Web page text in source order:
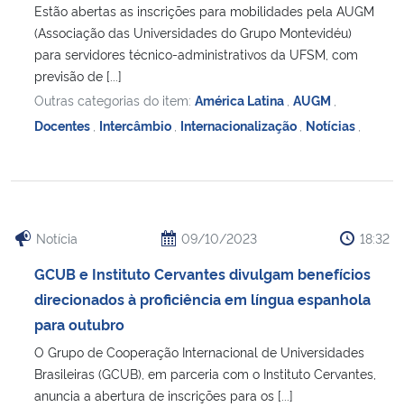
Estão abertas as inscrições para mobilidades pela AUGM
(Associação das Universidades do Grupo Montevidéu)
para servidores técnico-administrativos da UFSM, com
previsão de [...]
Outras categorias do item: América Latina AUGM
Docentes Intercâmbio Internacionalização Notícias
Notícia 09/10/2023 18:32
GCUB e Instituto Cervantes divulgam benefícios
direcionados à proficiência em língua espanhola
para outubro
O Grupo de Cooperação Internacional de Universidades
Brasileiras (GCUB), em parceria com o Instituto Cervantes,
anuncia a abertura de inscrições para os [...]